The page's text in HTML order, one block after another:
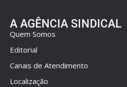
A AGÊNCIA SINDICAL
Quem Somos
Editorial
Canais de Atendimento
Localização